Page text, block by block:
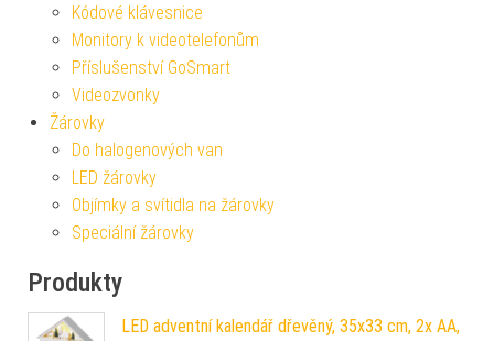
Kódové klávesnice
Monitory k videotelefonům
Příslušenství GoSmart
Videozvonky
Žárovky
Do halogenových van
LED žárovky
Objímky a svítidla na žárovky
Speciální žárovky
Produkty
LED adventní kalendář dřevěný, 35x33 cm, 2x AA,